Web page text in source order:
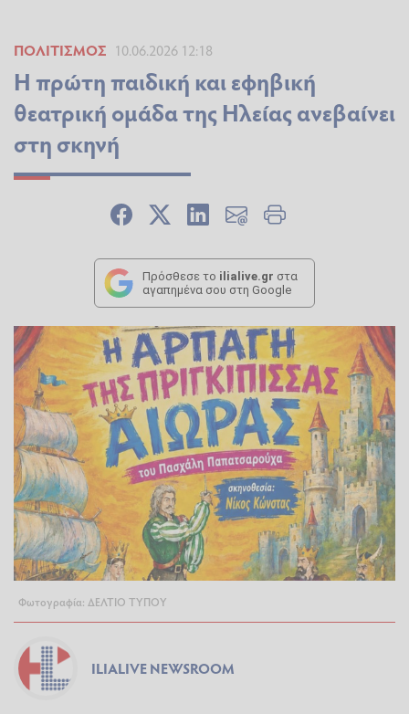
ΠΟΛΙΤΙΣΜΌΣ 10.06.2026 12:18
H πρώτη παιδική και εφηβική
θεατρική ομάδα της Ηλείας ανεβαίνει
στη σκηνή
Πρόσθεσε το ilialive.gr στα
αγαπημένα σου στη Google
Φωτογραφία: ΔΕΛΤΙΟ ΤΥΠΟΥ
ILIALIVE NEWSROOM